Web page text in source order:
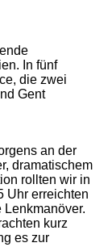
In fünf
die zwei
Gent
an der
dramatischem
rollten wir in
Uhr erreichten
kurz
es zur